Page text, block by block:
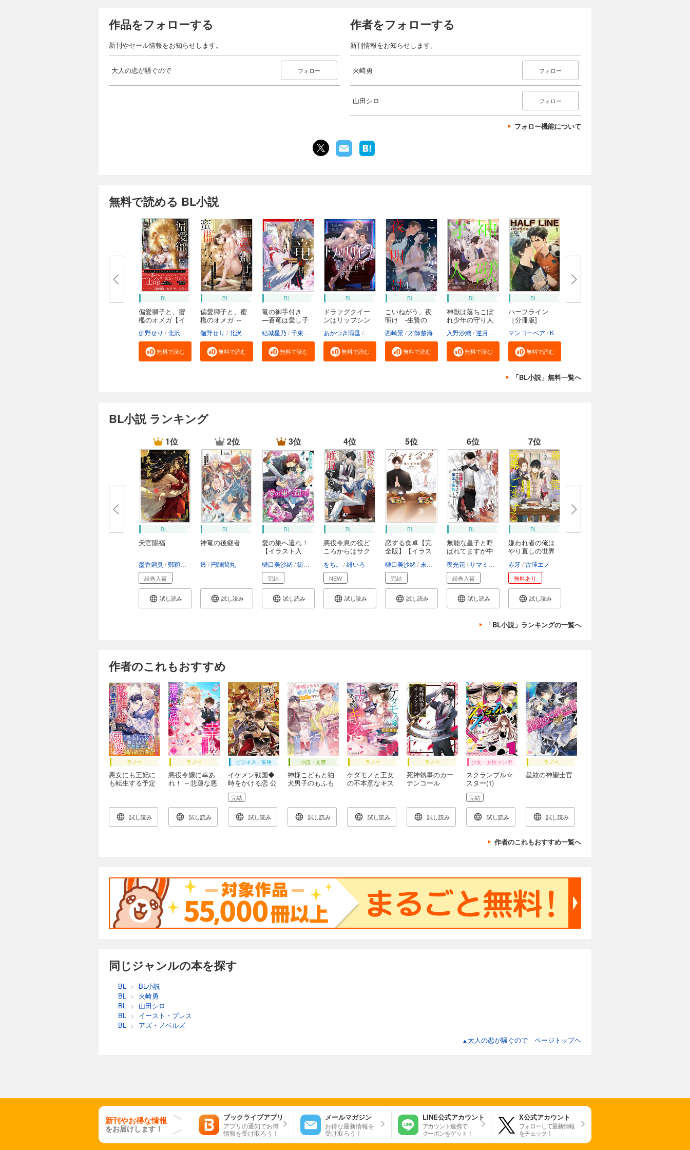
作品をフォローする
新刊やセール情報をお知らせします。
大人の恋が騒ぐので フォロー
作者をフォローする
新刊情報をお知らせします。
火崎勇 フォロー
山田シロ フォロー
フォロー機能について
無料で読める BL小説
BL
偏愛獅子と、蜜
檻のオメガ【イ
伽野せり 北沢きょう
無料で読む
BL
偏愛獅子と、蜜
檻のオメガ ～
伽野せり 北沢きょう
無料で読む
BL
竜の御手付き
―蒼竜は愛し子
結城星乃 千束るち
無料で読む
BL
ドラァグクイー
ンはリップシン
あかつき雨垂 鹿島こたる
無料で読む
BL
こいねがう、夜
明け -生贄の
西崎景 才師楚海
無料で読む
BL
神獣は落ちこぼ
れ少年の守り人
入野沙織 逆月酒乱
無料で読む
BL
ハーフライン
［分冊版]
マンゴーベア Kanapy
無料で読む
「BL小説」無料一覧へ
BL小説 ランキング
1位
BL
天官賜福
墨香銅臭 鄭穎馨 日出的小太陽
続巻入荷
試し読み
2位
BL
神竜の後継者
透 円陣闇丸
試し読み
3位
BL
愛の巣へ還れ！
【イラスト入
樋口美沙緒 街子マドカ
完結
試し読み
4位
BL
悪役令息の役ど
ころからはサク
をち。 緋いろ
NEW
試し読み
5位
BL
恋する食卓【完
全版】【イラス
樋口美沙緒 末広マチ
完結
試し読み
6位
BL
無能な皇子と呼
ばれてますが中
夜光花 サマミヤアカザ
続巻入荷
試し読み
7位
BL
嫌われ者の俺は
やり直しの世界
赤牙 古澤エノ
無料あり
試し読み
「BL小説」ランキングの一覧へ
作者のこれもおすすめ
ラノベ
悪女にも王妃に
も転生する予定
冷徹旦那様が私
だけを容赦なく
溺愛してきます
試し読み
ラノベ
悪役令嬢に幸あ
れ！ ～悲運な悪
試し読み
ビジネス・実用
イケメン戦国◆
時をかける恋 公
式ビジュアルフ
ァンブック
完結
試し読み
小説・文芸
神様こどもと狛
犬男子のもふも
ます！～
試し読み
ラノベ
ケダモノと王女
の不本意なキス
試し読み
ラノベ
死神執事のカー
テンコール
試し読み
少女・女性マンガ
スクランブル☆
スター(1)
完結
試し読み
ラノベ
星紋の神聖士官
試し読み
作者のこれもおすすめ一覧へ
同じジャンルの本を探す
BL > BL小説
BL > 火崎勇
BL > 山田シロ
BL > イースト・プレス
BL > アズ・ノベルズ
▲大人の恋が騒ぐので ページトップヘ
新刊やお得な情報
をお届けします！
ブックライブアプリ
アプリの通知でお得
情報を受け取ろう！
メールマガジン
お得な最新情報を
受け取ろう！
LINE公式アカウント
アカウント連携で
クーポンをゲット！
X公式アカウント
フォローして最新情報
をチェック！